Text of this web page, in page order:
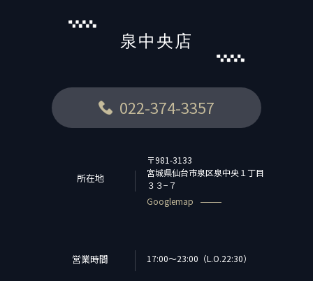
泉中央店
022-374-3357
所在地
〒981-3133
宮城県仙台市泉区泉中央１丁目
３３−７
Googlemap
営業時間 17:00～23:00（L.O.22:30）